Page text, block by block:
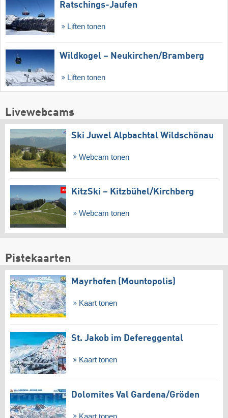
Ratschings-Jaufen
Liften tonen
Wildkogel – Neukirchen/​Bramberg
Liften tonen
Livewebcams
Ski Juwel Alpbachtal Wildschönau
Webcam tonen
KitzSki – Kitzbühel/​Kirchberg
Webcam tonen
Pistekaarten
Mayrhofen (Mountopolis)
Kaart tonen
St. Jakob im Defereggental
Kaart tonen
Dolomites Val Gardena/​Gröden
Kaart tonen